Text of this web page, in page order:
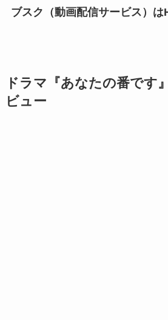
ブスク（動画配信サービス）は
ドラマ『あなたの番です
ビュー